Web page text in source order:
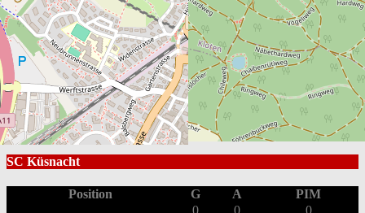
Box Score
EHC Bassersdorf
Position
PIM
0
0
SC Küsnacht
Position G A
PIM